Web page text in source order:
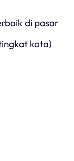
di pasar
kota)